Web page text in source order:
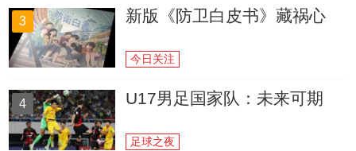
3 新版《防卫白皮书》藏祸心
今日关注
4 U17男足国家队：未来可期
足球之夜